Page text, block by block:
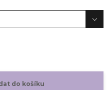
do košíku